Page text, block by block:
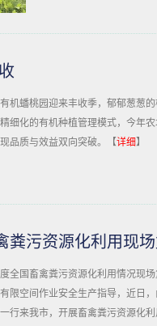
机蟠桃园迎来丰收季，郁郁葱葱
细化的有机种植管理模式，今年
品质与效益双向突破。【详细】
粪污资源化利用现
全国畜禽粪污资源化利用情况现
限空间作业安全生产指导，近日
行来我市，开展畜禽粪污资源化